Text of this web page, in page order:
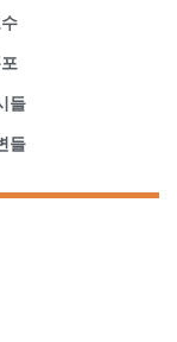
들
들